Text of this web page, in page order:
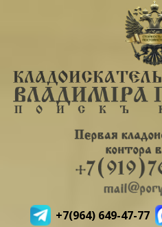
+7(964) 649-47-77